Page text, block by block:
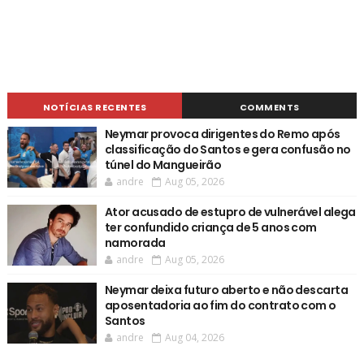
NOTÍCIAS RECENTES COMMENTS
Neymar provoca dirigentes do Remo após
classificação do Santos e gera confusão no
túnel do Mangueirão
andre Aug 05, 2026
Ator acusado de estupro de vulnerável alega
ter confundido criança de 5 anos com
namorada
andre Aug 05, 2026
Neymar deixa futuro aberto e não descarta
aposentadoria ao fim do contrato com o
Santos
andre Aug 04, 2026